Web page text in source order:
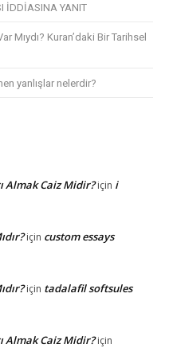
İDDİASINA YANIT
Mıydı? Kuran’daki Bir Tarihsel
yanlışlar nelerdir?
Almak Caiz Midir?için i
için custom essays
için tadalafil softsules
Almak Caiz Midir?için